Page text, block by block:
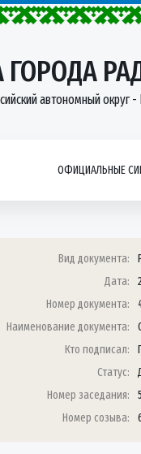
ГОРОДА
автономный округ
ОФИЦИАЛЬНЫЕ
Вид документа:
Дата:
Номер документа:
Наименование документа:
Кто подписал:
Статус:
Номер заседания:
Номер созыва: